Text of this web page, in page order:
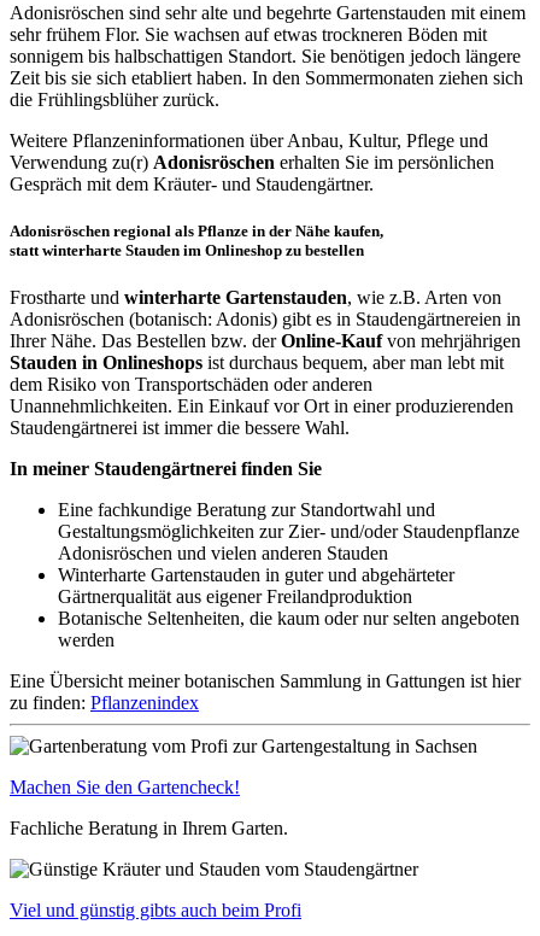
Adonisröschen sind sehr alte und begehrte Gartenstauden mit einem
sehr frühem Flor. Sie wachsen auf etwas trockneren Böden mit
sonnigem bis halbschattigen Standort. Sie benötigen jedoch längere
Zeit bis sie sich etabliert haben. In den Sommermonaten ziehen sich
die Frühlingsblüher zurück.
Weitere Pflanzeninformationen über Anbau, Kultur, Pflege und
Verwendung zu(r) Adonisröschen erhalten Sie im persönlichen
Gespräch mit dem Kräuter- und Staudengärtner.
Adonisröschen regional als Pflanze in der Nähe kaufen,
statt winterharte Stauden im Onlineshop zu bestellen
Frostharte und winterharte Gartenstauden, wie z.B. Arten von
Adonisröschen (botanisch: Adonis) gibt es in Staudengärtnereien in
Ihrer Nähe. Das Bestellen bzw. derOnline-Kaufvon mehrjährigen
Stauden in Onlineshops ist durchaus bequem, aber man lebt mit
dem Risiko von Transportschäden oder anderen
Unannehmlichkeiten. Ein Einkauf vor Ort in einer produzierenden
Staudengärtnerei ist immer die bessere Wahl.
In meiner Staudengärtnerei finden Sie
Eine fachkundige Beratung zur Standortwahl und
Gestaltungsmöglichkeiten zur Zier- und/oder Staudenpflanze
Adonisröschen und vielen anderen Stauden
Winterharte Gartenstauden in guter und abgehärteter
Gärtnerqualität aus eigener Freilandproduktion
Botanische Seltenheiten, die kaum oder nur selten angeboten
werden
Eine Übersicht meiner botanischen Sammlung in Gattungen ist hier
zu finden: Pflanzenindex
Machen Sie den Gartencheck!
Fachliche Beratung in Ihrem Garten.
Viel und günstig gibts auch beim Profi